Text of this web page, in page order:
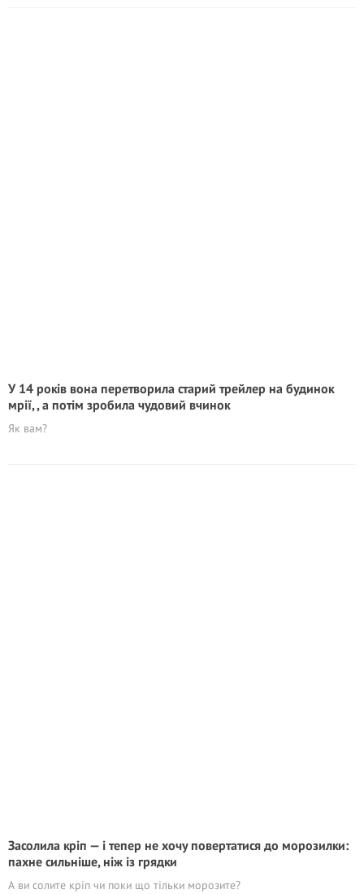
У 14 років вона перетворила старий трейлер на будинок
мрії, , а потім зробила чудовий вчинок
Як вам?
Засолила кріп — і тепер не хочу повертатися до морозилки:
пахне сильніше, ніж із грядки
А ви солите кріп чи поки що тільки морозите?